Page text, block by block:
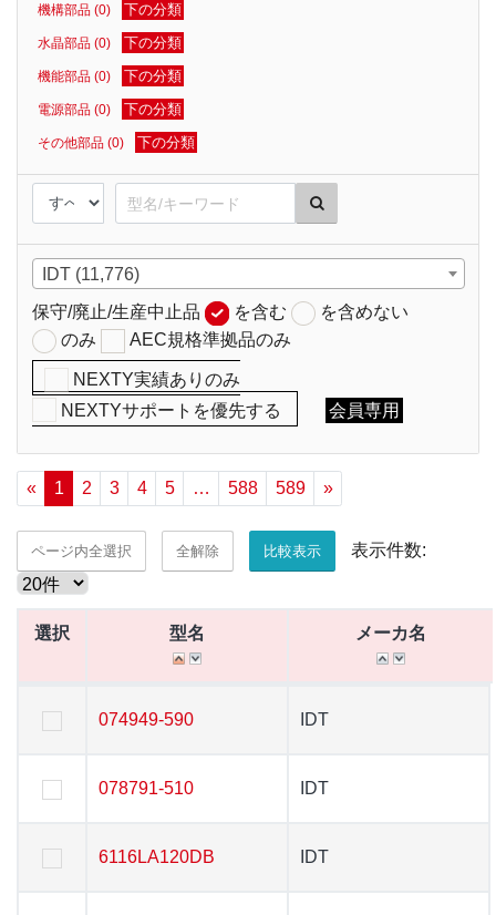
機構部品 (0) 下の分類
水晶部品 (0) 下の分類
機能部品 (0) 下の分類
電源部品 (0) 下の分類
その他部品 (0) 下の分類
IDT (11,776)
保守/廃止/生産中止品
を含む
を含めない
のみ
AEC規格準拠品のみ
NEXTY実績ありのみ
NEXTYサポートを優先する
会員専用
« 1 2 3 4 5 … 588 589 »
ページ内全選択 全解除 比較表示 表示件数:
選択 型名 メーカ名
074949-590
IDT
078791-510 IDT
6116LA120DB IDT
選択 型名 メーカ名
074949-590 IDT
078791-510 IDT
6116LA120DB IDT